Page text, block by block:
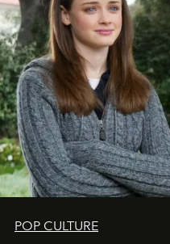
POP CULTURE